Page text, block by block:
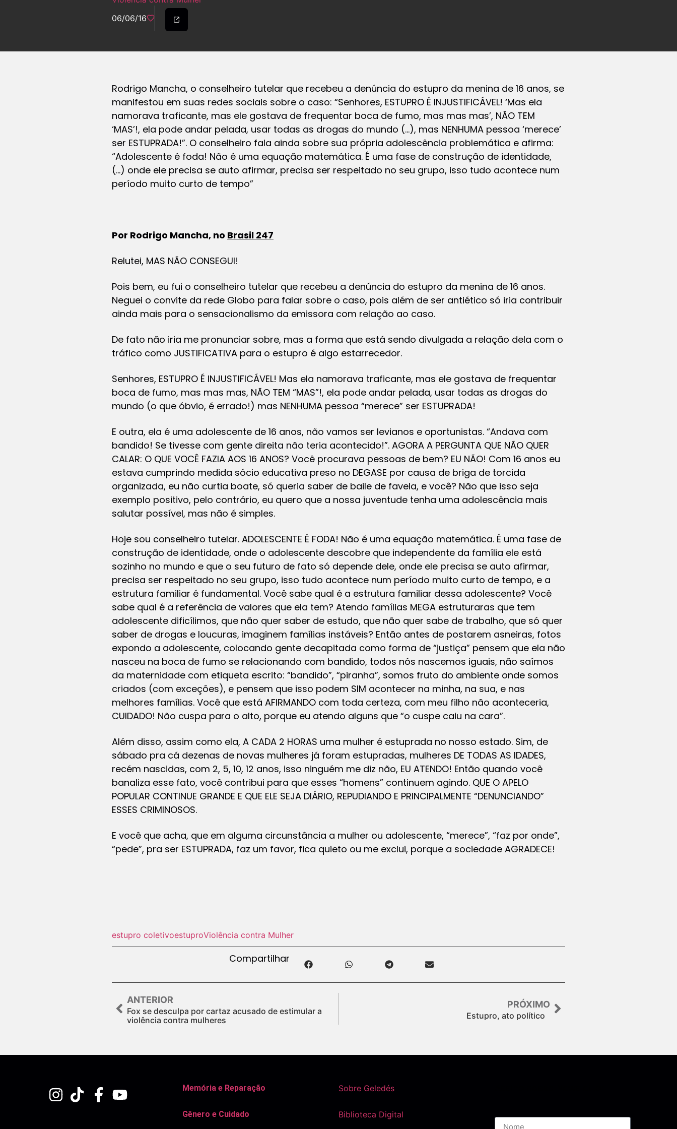
06/06/16
Rodrigo Mancha, o conselheiro tutelar que recebeu a denúncia do estupro da menina de 16 anos, se
manifestou em suas redes sociais sobre o caso: “Senhores, ESTUPRO É INJUSTIFICÁVEL! ‘Mas ela
namorava traficante, mas ele gostava de frequentar boca de fumo, mas mas mas’, NÃO TEM
‘MAS’!, ela pode andar pelada, usar todas as drogas do mundo (…), mas NENHUMA pessoa ‘merece’
ser ESTUPRADA!”. O conselheiro fala ainda sobre sua própria adolescência problemática e afirma:
“Adolescente é foda! Não é uma equação matemática. É uma fase de construção de identidade,
(…) onde ele precisa se auto afirmar, precisa ser respeitado no seu grupo, isso tudo acontece num
período muito curto de tempo”
Por Rodrigo Mancha, no Brasil 247
Relutei, MAS NÃO CONSEGUI!
Pois bem, eu fui o conselheiro tutelar que recebeu a denúncia do estupro da menina de 16 anos.
Neguei o convite da rede Globo para falar sobre o caso, pois além de ser antiético só iria contribuir
ainda mais para o sensacionalismo da emissora com relação ao caso.
De fato não iria me pronunciar sobre, mas a forma que está sendo divulgada a relação dela com o
tráfico como JUSTIFICATIVA para o estupro é algo estarrecedor.
Senhores, ESTUPRO É INJUSTIFICÁVEL! Mas ela namorava traficante, mas ele gostava de frequentar
boca de fumo, mas mas mas, NÃO TEM “MAS”!, ela pode andar pelada, usar todas as drogas do
mundo (o que óbvio, é errado!) mas NENHUMA pessoa “merece” ser ESTUPRADA!
E outra, ela é uma adolescente de 16 anos, não vamos ser levianos e oportunistas. “Andava com
bandido! Se tivesse com gente direita não teria acontecido!”. AGORA A PERGUNTA QUE NÃO QUER
CALAR: O QUE VOCÊ FAZIA AOS 16 ANOS? Você procurava pessoas de bem? EU NÃO! Com 16 anos eu
estava cumprindo medida sócio educativa preso no DEGASE por causa de briga de torcida
organizada, eu não curtia boate, só queria saber de baile de favela, e você? Não que isso seja
exemplo positivo, pelo contrário, eu quero que a nossa juventude tenha uma adolescência mais
salutar possível, mas não é simples.
Hoje sou conselheiro tutelar. ADOLESCENTE É FODA! Não é uma equação matemática. É uma fase de
construção de identidade, onde o adolescente descobre que independente da família ele está
sozinho no mundo e que o seu futuro de fato só depende dele, onde ele precisa se auto afirmar,
precisa ser respeitado no seu grupo, isso tudo acontece num período muito curto de tempo, e a
estrutura familiar é fundamental. Você sabe qual é a estrutura familiar dessa adolescente? Você
sabe qual é a referência de valores que ela tem? Atendo famílias MEGA estruturaras que tem
adolescente dificílimos, que não quer saber de estudo, que não quer sabe de trabalho, que só quer
saber de drogas e loucuras, imaginem famílias instáveis? Então antes de postarem asneiras, fotos
expondo a adolescente, colocando gente decapitada como forma de “justiça” pensem que ela não
nasceu na boca de fumo se relacionando com bandido, todos nós nascemos iguais, não saímos
da maternidade com etiqueta escrito: “bandido”, “piranha”, somos fruto do ambiente onde somos
criados (com exceções), e pensem que isso podem SIM acontecer na minha, na sua, e nas
melhores famílias. Você que está AFIRMANDO com toda certeza, com meu filho não aconteceria,
CUIDADO! Não cuspa para o alto, porque eu atendo alguns que “o cuspe caiu na cara”.
Além disso, assim como ela, A CADA 2 HORAS uma mulher é estuprada no nosso estado. Sim, de
sábado pra cá dezenas de novas mulheres já foram estupradas, mulheres DE TODAS AS IDADES,
recém nascidas, com 2, 5, 10, 12 anos, isso ninguém me diz não, EU ATENDO! Então quando você
banaliza esse fato, você contribui para que esses “homens” continuem agindo. QUE O APELO
POPULAR CONTINUE GRANDE E QUE ELE SEJA DIÁRIO, REPUDIANDO E PRINCIPALMENTE “DENUNCIANDO”
ESSES CRIMINOSOS.
E você que acha, que em alguma circunstância a mulher ou adolescente, “merece”, “faz por onde”,
“pede”, pra ser ESTUPRADA, faz um favor, fica quieto ou me exclui, porque a sociedade AGRADECE!
estupro coletivoestuproViolência contra Mulher
Compartilhar
ANTERIOR
Fox se desculpa por cartaz acusado de estimular a
violência contra mulheres
PRÓXIMO
Estupro, ato político
Memória e Reparação
Gênero e Cuidado
Sobre Geledés
Biblioteca Digital